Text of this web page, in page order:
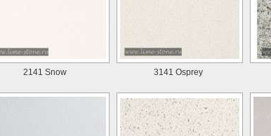
2141 Snow 3141 Osprey